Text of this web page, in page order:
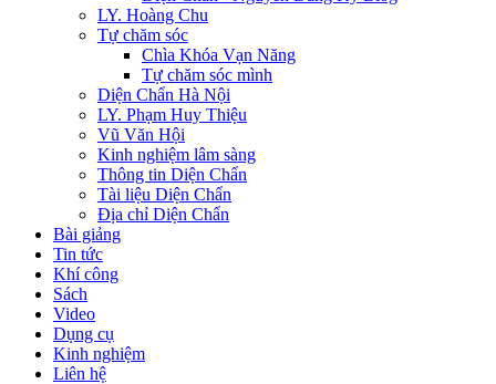
LY. Hoàng Chu
Tự chăm sóc
Chìa Khóa Vạn Năng
Tự chăm sóc mình
Diện Chẩn Hà Nội
LY. Phạm Huy Thiệu
Vũ Văn Hội
Kinh nghiệm lâm sàng
Thông tin Diện Chẩn
Tài liệu Diện Chẩn
Địa chỉ Diện Chẩn
Bài giảng
Tin tức
Khí công
Sách
Video
Dụng cụ
Kinh nghiệm
Liên hệ